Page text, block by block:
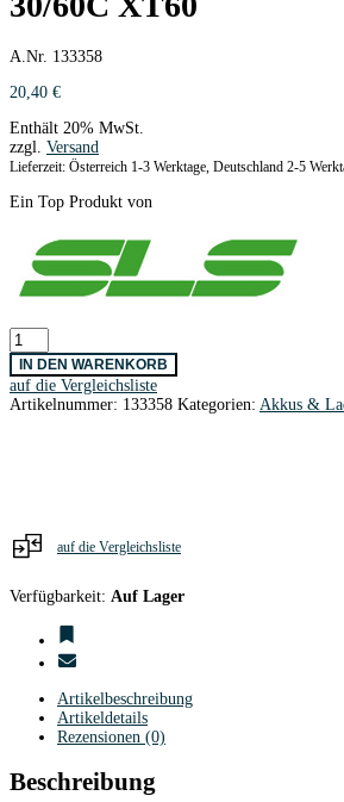
A.Nr. 133358
20,40 €
Enthält 20% MwSt.
zzgl. Versand
Lieferzeit: Österreich 1-3 Werktage, Deutschland 2-5
Ein Top Produkt von
SLS
XTRON
1600mAh/3S1P/11,1V
30/60C
XT60
IN DEN WARENKORB
auf die Vergleichsliste
Artikelnummer: 133358 Kategorien: Akkus &
auf die Vergleichsliste
Verfügbarkeit: Auf Lager
Artikelbeschreibung
Artikeldetails
Rezensionen (0)
Beschreibung